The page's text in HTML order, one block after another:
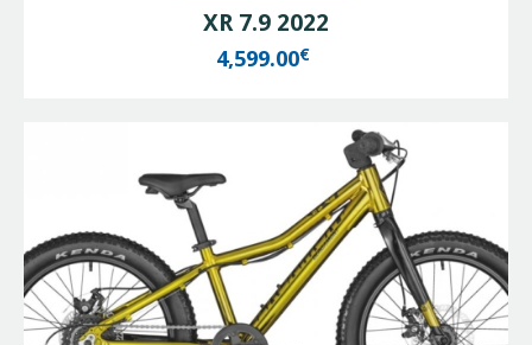
XR 7.9 2022
4,599.00€